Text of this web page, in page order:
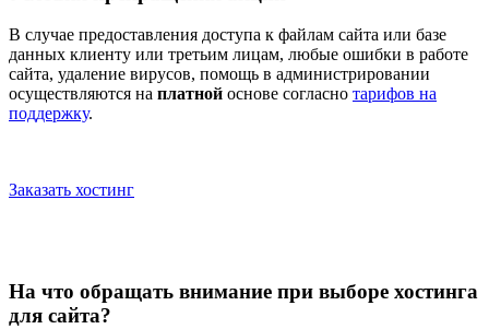
В случае предоставления доступа к файлам сайта или базе
данных клиенту или третьим лицам, любые ошибки в работе
сайта, удаление вирусов, помощь в администрировании
осуществляются на платной основе согласно тарифов на
поддержку.
Заказать хостинг
На что обращать внимание при выборе хостинга
для сайта?